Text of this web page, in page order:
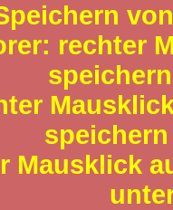
rechter
Mausklick